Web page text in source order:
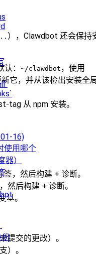
16)
使用哪个
）
份
），Clawdbot 还会保持
： ~/clawdbot ，使用
它，并从该检出安装全
tag 从 npm 安装。
，然后构建 + 诊断。
然后构建 + 诊断。
基。
提交的更改）。
）。